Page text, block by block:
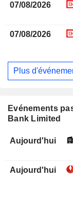
07/08/2026
07/08/2026
Plus
Evénements
Bank Limited
Aujourd'hui
Aujourd'hui